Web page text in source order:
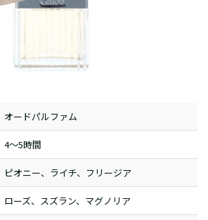
オードパルファム
4～5時間
ピオニー、ライチ、フリージア
ローズ、スズラン、マグノリア